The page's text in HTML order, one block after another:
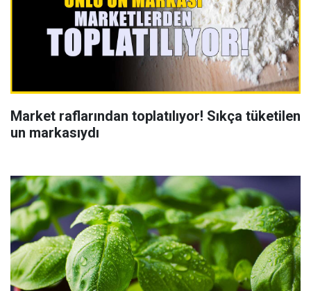
Market raflarından toplatılıyor! Sıkça tüketilen
un markasıydı